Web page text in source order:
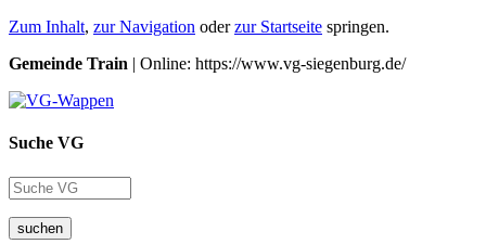
Zum Inhalt, zur Navigation oderzur Startseite springen.
Gemeinde Train | Online: https://www.vg-siegenburg.de/
Suche VG
suchen